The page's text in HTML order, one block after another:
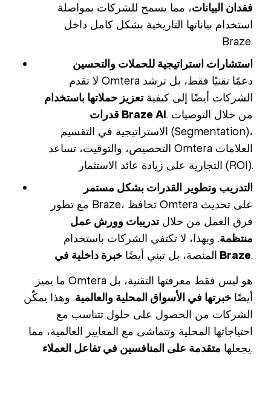
فقدان البيانات، مما يسمح للشركات بمواصلة
استخدام بياناتها التاريخية بشكل كامل داخل
Braze.
استشارات استراتيجية للحملات والتحسين
لا تقدم Omtera دعمًا تقنيًا فقط، بل ترشد
الشركات أيضًا إلى كيفيةتعزيز حملاتها باستخدام
قدرات Braze AI. من خلال التوصيات
الاستراتيجية في التقسيم (Segmentation)،
التخصيص، والتوقيت، تساعد Omtera العلامات
التجارية على زيادة عائد الاستثمار (ROI).
التدريب وتطوير القدرات بشكل مستمر
مع تطور Braze، تحافظ Omtera على تحديث
فرق العمل من خلالتدريبات وورش عمل
منتظمة. وبهذا، لا تكتفي الشركات باستخدام
المنصة، بل تبني أيضًا خبرة داخلية في Braze.
ما يميز Omtera هو ليس فقط معرفتها التقنية، بل
أيضًا خبرتها في الأسواق المحلية والعالمية. وهذا يمكّن
الشركات من الحصول على حلول تتناسب مع
احتياجاتها المحلية وتتماشى مع المعايير العالمية، مما
يجعلها متقدمة على المنافسين في تفاعل العملاء .